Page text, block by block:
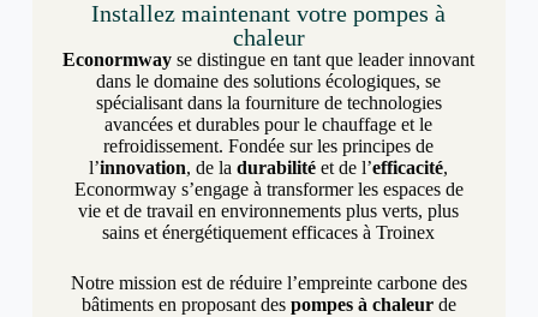
Installez maintenant votre pompes à
chaleur
Econormway se distingue en tant que leader innovant
dans le domaine des solutions écologiques, se
spécialisant dans la fourniture de technologies
avancées et durables pour le chauffage et le
refroidissement. Fondée sur les principes de
l’innovation, de ladurabilité et de l’efficacité,
Econormway s’engage à transformer les espaces de
vie et de travail en environnements plus verts, plus
sains et énergétiquement efficaces à Troinex
Notre mission est de réduire l’empreinte carbone des
bâtiments en proposant des pompes à chaleurde